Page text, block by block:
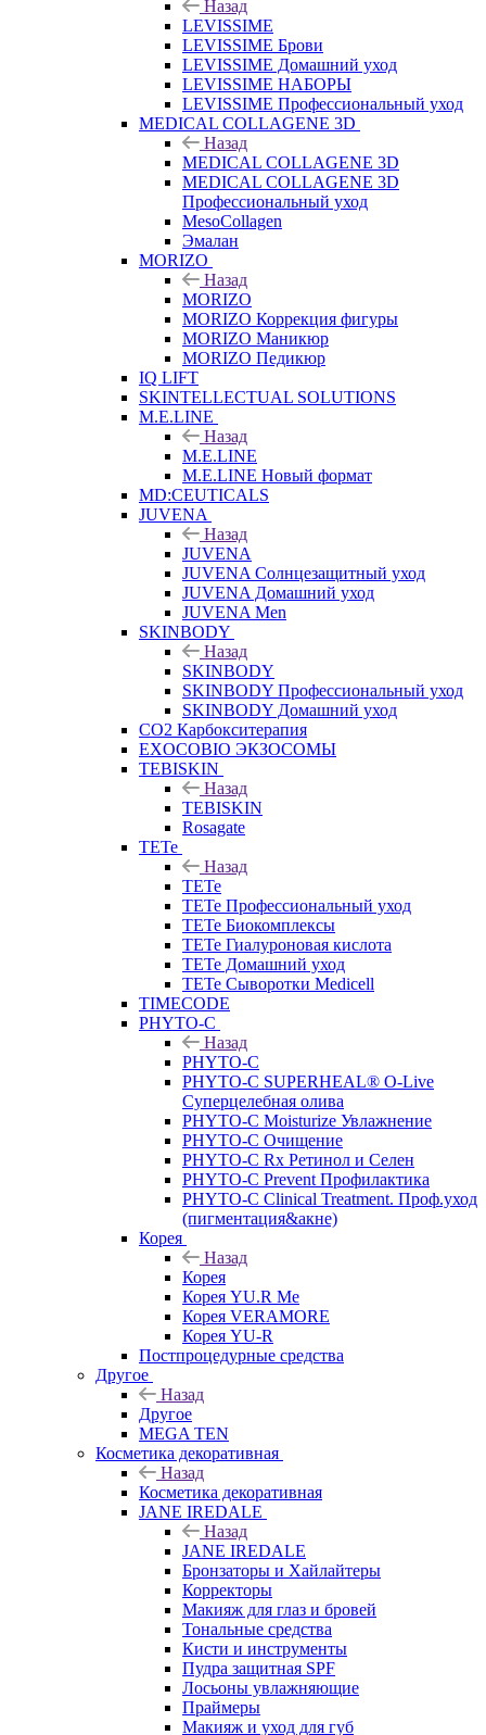
Назад
LEVISSIME
LEVISSIME Брови
LEVISSIME Домашний уход
LEVISSIME НАБОРЫ
LEVISSIME Профессиональный уход
MEDICAL COLLAGENE 3D
Назад
MEDICAL COLLAGENE 3D
MEDICAL COLLAGENE 3D
Профессиональный уход
MesoCollagen
Эмалан
MORIZO
Назад
MORIZO
MORIZO Коррекция фигуры
MORIZO Маникюр
MORIZO Педикюр
IQ LIFT
SKINTELLECTUAL SOLUTIONS
M.E.LINE
Назад
M.E.LINE
M.E.LINE Новый формат
MD:CEUTICALS
JUVENA
Назад
JUVENA
JUVENA Солнцезащитный уход
JUVENA Домашний уход
JUVENA Men
SKINBODY
Назад
SKINBODY
SKINBODY Профессиональный уход
SKINBODY Домашний уход
CO2 Карбокситерапия
EXOCOBIO ЭКЗОСОМЫ
TEBISKIN
Назад
TEBISKIN
Rosagate
TETe
Назад
TETe
TETe Профессиональный уход
TETe Биокомплексы
TETe Гиалуроновая кислота
TETe Домашний уход
TETe Сыворотки Medicell
TIMECODE
PHYTO-C
Назад
PHYTO-C
PHYTO-C SUPERHEAL® O-Live
Суперцелебная олива
PHYTO-C Moisturize Увлажнение
PHYTO-C Очищение
PHYTO-C Rx Ретинол и Селен
PHYTO-C Prevent Профилактика
PHYTO-C Clinical Treatment. Проф.уход
(пигментация&акне)
Корея
Назад
Корея
Корея YU.R Me
Корея VERAMORE
Корея YU-R
Постпроцедурные средства
Другое
Назад
Другое
MEGA TEN
Косметика декоративная
Назад
Косметика декоративная
JANE IREDALE
Назад
JANE IREDALE
Бронзаторы и Хайлайтеры
Корректоры
Макияж для глаз и бровей
Тональные средства
Кисти и инструменты
Пудра защитная SPF
Лосьоны увлажняющие
Праймеры
Макияж и уход для губ